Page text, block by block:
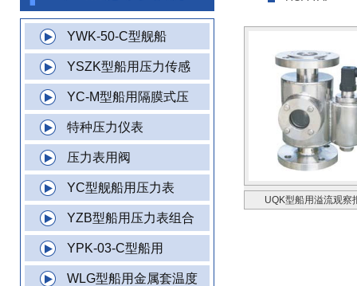
YWK-50-C型舰船
YSZK型船用压力传感
YC-M型船用隔膜式压
特种压力仪表
压力表用阀
YC型舰船用压力表
YZB型船用压力表组合
YPK-03-C型船用
WLG型船用金属套温度
UQK型船用溢流观察